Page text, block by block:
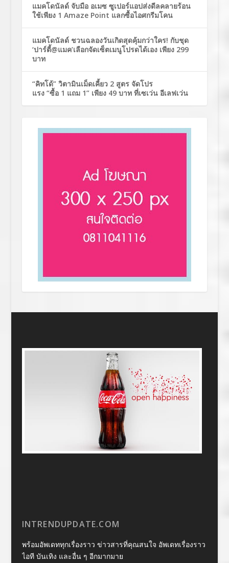
แมคโดนัลด์ จับมือ อเมซ ซูเปอร์แอปส่งดีลคลายร้อน
ใช้เพียง 1 Amaze Point แลกซื้อไอศกรีมโคน
แมคโดนัลด์ ชวนฉลองวันเกิดสุดคุ้มกว่าใคร! กับชุด
‘ปาร์ตี้@แมค’เลือกจัดเซ็ตเมนูโปรดได้เอง เพียง 299
บาท
“คิทโด้” วิตามินเม็ดเคี้ยว 2 สูตร จัดโปร
แรง “ซื้อ 1 แถม 1” เพียง 49 บาท ที่เซเว่น อีเลฟเว่น
INTRENDUPDATE.COM
พร้อมอัพเดททุกเรื่องราว ข่าวสารที่คุณสนใจ อัพเดทเรื่องราว
ไอที บันเทิง และอื่น ๆ อีกมากมาย